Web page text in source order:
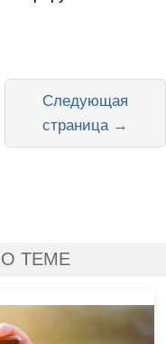
Следующая
страница →
ТЕМЕ